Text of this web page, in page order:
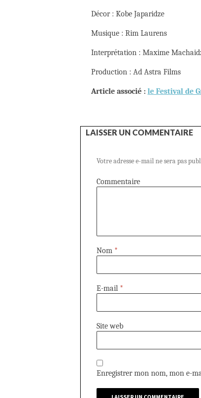
Décor : Kobe Japaridze
Musique : Rim Laurens
Interprétation : Maxime
Production : Ad Astra Films
Article associé : le Festival de
LAISSER UN COMMENTAIRE
Votre adresse e-mail ne sera pas
Commentaire
Nom *
E-mail *
Site web
Enregistrer mon nom, mon e-